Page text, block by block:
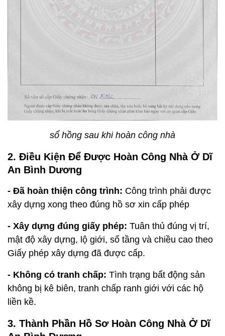
sổ hồng sau khi hoàn công nhà
2. Điều Kiện Để Được Hoàn Công Nhà Ở Dĩ
An Bình Dương
- Đã hoàn thiện công trình: Công trình phải được
xây dựng xong theo đúng hồ sơ xin cấp phép
- Xây dựng đúng giấy phép: Tuân thủ đúng vị trí,
mật độ xây dựng, lộ giới, số tầng và chiều cao theo
Giấy phép xây dựng đã được cấp.
- Không có tranh chấp: Tình trạng bất động sản
không bị kê biên, tranh chấp ranh giới với các hộ
liền kề.
3. Thành Phần Hồ Sơ Hoàn Công Nhà Ở Dĩ